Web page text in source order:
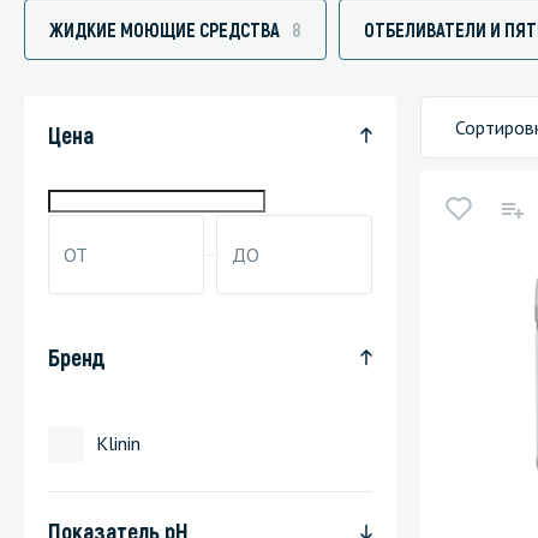
Стекла и
ЖИДКИЕ МОЮЩИЕ СРЕДСТВА 8 ОТБЕЛИВАТЕЛИ И
Цена
Бренд
Klinin
Показатель pH